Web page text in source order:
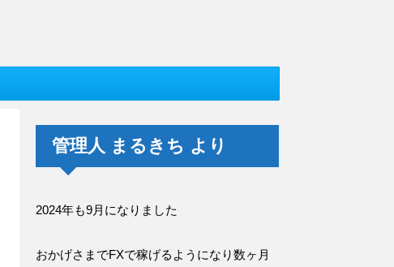
管理人 まるきち より
2024年も9月になりました
おかげさまでFXで稼げるようになり数ヶ月